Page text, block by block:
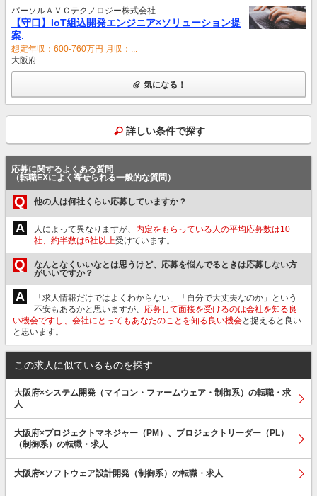
パーソルＡＶＣテクノロジー株式会社
【守口】IoT組込開発エンジニア×ソリューション提
案.
想定年収：600-760万円 月収：...
大阪府
気になる！
詳しい条件で探す
応募に関するよくある質問
（転職EXによく寄せられる一般的な質問）
Q 他の人は何社くらい応募していますか？
A 人によって異なりますが、 内定をもらっている人の平均応募数は10
社、約半数は6社以上受けています。
Q
なんとなくいいなとは思うけど、応募を悩んでるときは応募しない方
がいいですか？
A
「求人情報だけではよくわからない」「自分で大丈夫なのか」という
不安もあるかと思いますが、 応募して面接を受けるのは会社を知る良
い機会ですし、会社にとってもあなたのことを知る良い機会と捉えると良い
と思います。
この求人に似ているものを探す
大阪府×システム開発（マイコン・ファームウェア・制御系）の転職・求
人
大阪府×プロジェクトマネジャー（PM）、プロジェクトリーダー（PL）
（制御系）の転職・求人
大阪府×ソフトウェア設計開発（制御系）の転職・求人